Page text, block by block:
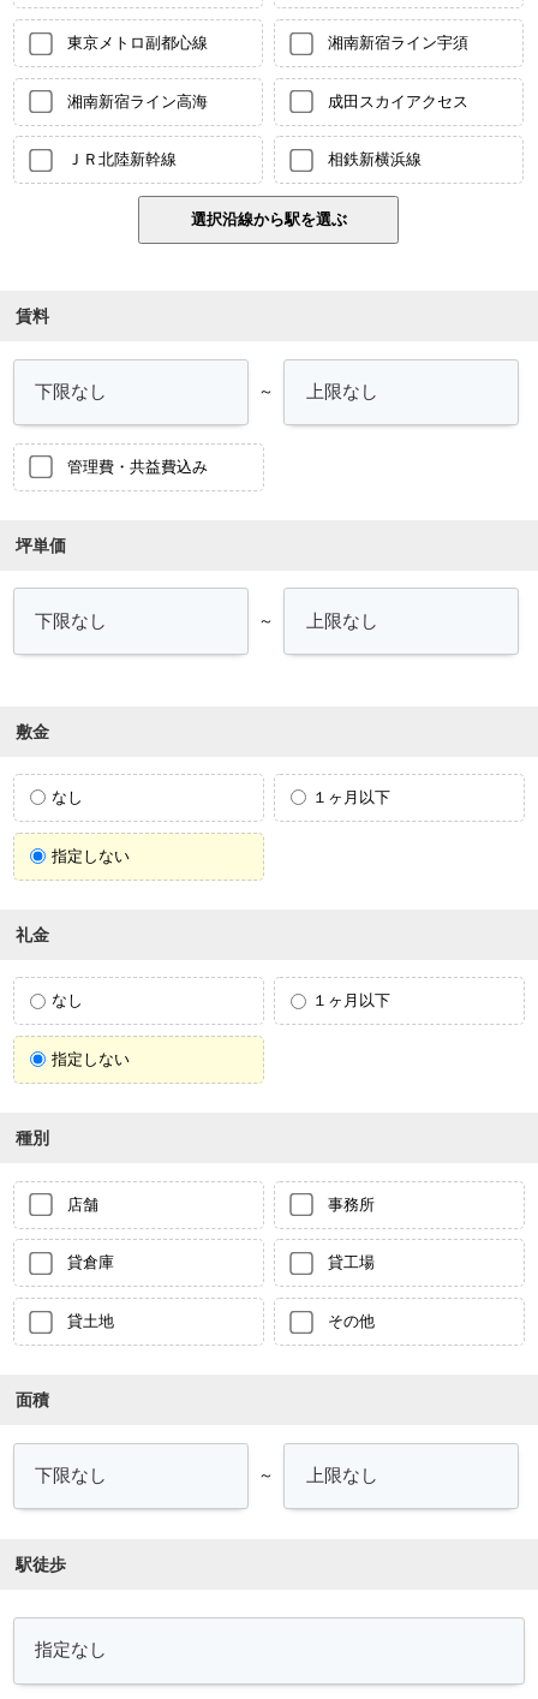
東京メトロ副都心線 湘南新宿ライン宇須
湘南新宿ライン高海 成田スカイアクセス
ＪＲ北陸新幹線 相鉄新横浜線
賃料
～
管理費・共益費込み
坪単価
～
敷金
なし １ヶ月以下
指定しない
礼金
なし １ヶ月以下
指定しない
種別
店舗 事務所
貸倉庫 貸工場
貸土地 その他
面積
～
駅徒歩